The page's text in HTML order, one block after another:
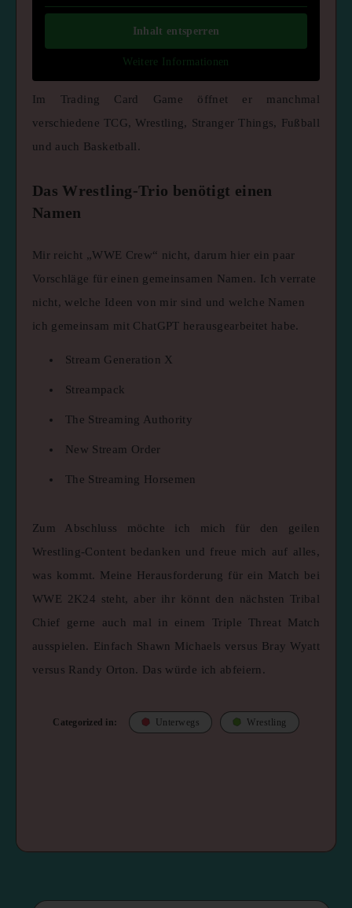
Inhalt entsperren
Weitere Informationen
Im Trading Card Game öffnet er manchmal
verschiedene TCG, Wrestling, Stranger Things, Fußball
und auch Basketball.
Das Wrestling-Trio benötigt einen
Namen
Mir reicht „WWE Crew“ nicht, darum hier ein paar
Vorschläge für einen gemeinsamen Namen. Ich verrate
nicht, welche Ideen von mir sind und welche Namen
ich gemeinsam mit ChatGPT herausgearbeitet habe.
Stream Generation X
Streampack
The Streaming Authority
New Stream Order
The Streaming Horsemen
Zum Abschluss möchte ich mich für den geilen
Wrestling-Content bedanken und freue mich auf alles,
was kommt. Meine Herausforderung für ein Match bei
WWE 2K24 steht, aber ihr könnt den nächsten Tribal
Chief gerne auch mal in einem Triple Threat Match
ausspielen. Einfach Shawn Michaels versus Bray Wyatt
versus Randy Orton. Das würde ich abfeiern.
Categorized in: Unterwegs Wrestling